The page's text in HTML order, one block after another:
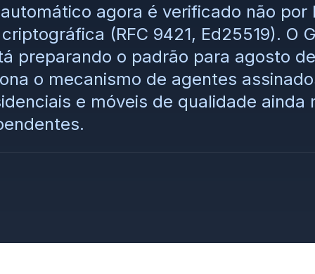
agora é verificado não por
(RFC 9421, Ed25519). O
preparando o padrão para agosto
o mecanismo de agentes
e móveis de qualidade ainda